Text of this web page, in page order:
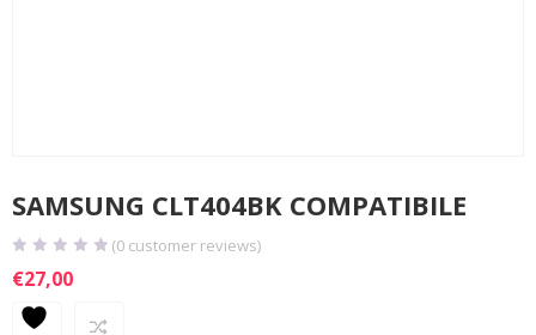
SAMSUNG CLT404BK COMPATIBILE
(0 customer reviews)
€27,00